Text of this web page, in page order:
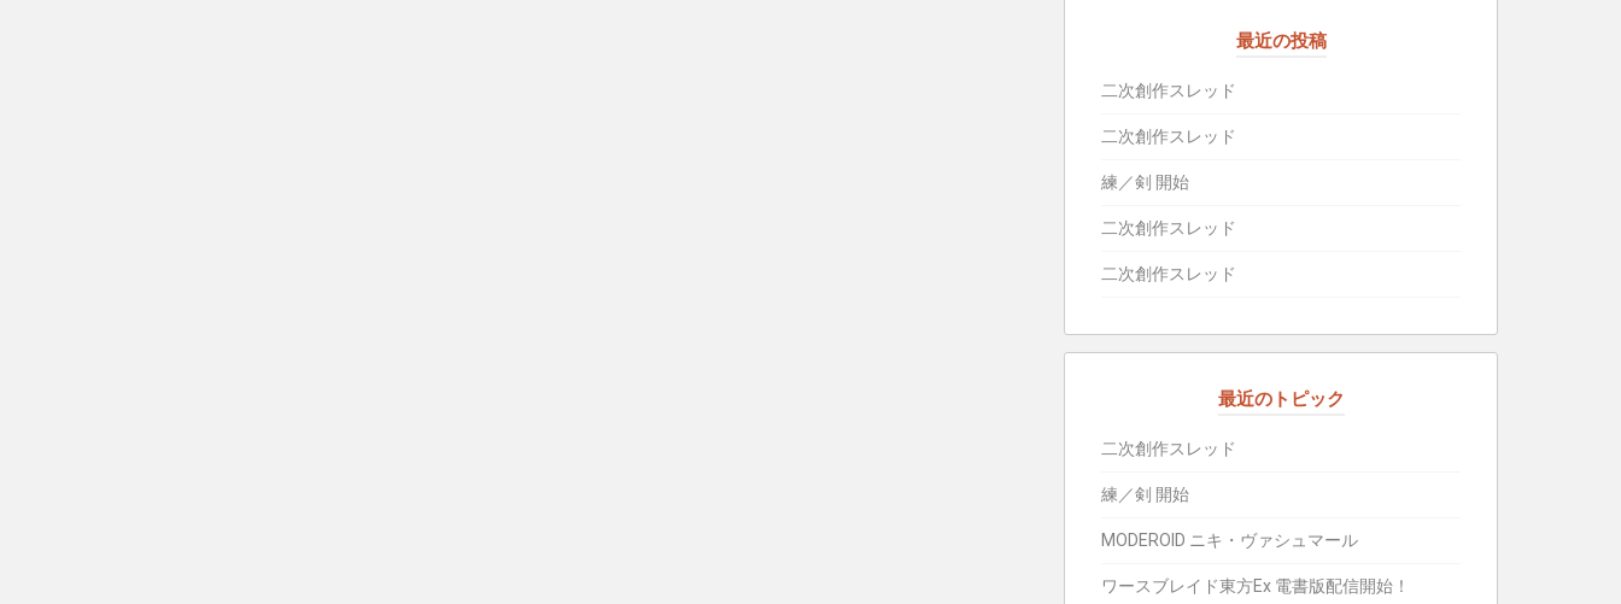
最近の投稿
二次創作スレッド
二次創作スレッド
練／剣 開始
二次創作スレッド
二次創作スレッド
最近のトピック
二次創作スレッド
練／剣 開始
MODEROID ニキ・ヴァシュマール
ワースブレイド東方Ex 電書版配信開始！